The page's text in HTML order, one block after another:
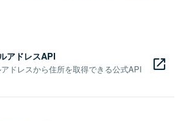
アドレスAPI
ドレスから住所を取得できる公式API